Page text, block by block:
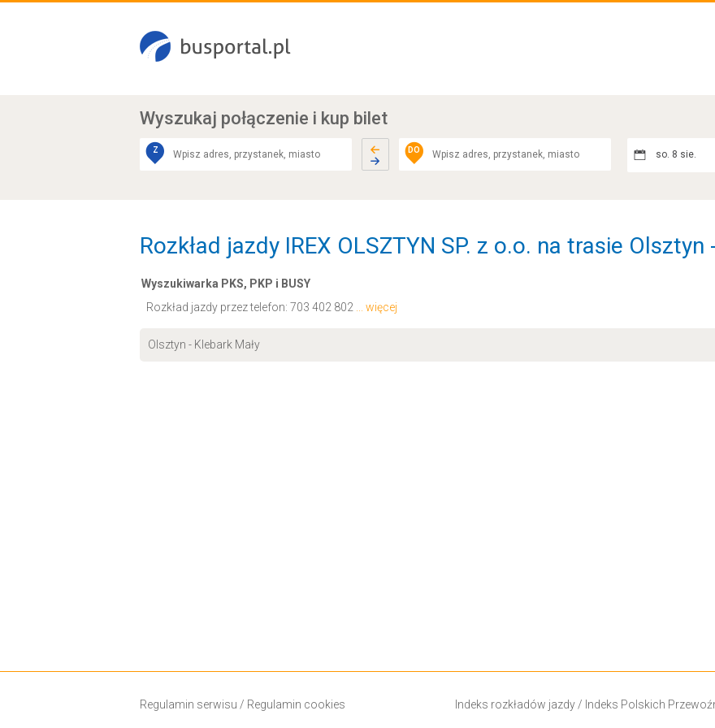
Wyszukaj połączenie i kup bilet
Z DO so. 8 sie.
Rozkład jazdy IREX OLSZTYN SP. z o.o. na trasie Olsztyn
Wyszukiwarka PKS, PKP i BUSY
Rozkład jazdy przez telefon: 703 402 802 ... więcej
Olsztyn - Klebark Mały
Regulamin serwisu / Regulamin cookies Indeks rozkładów jazdy/ Indeks Polskich